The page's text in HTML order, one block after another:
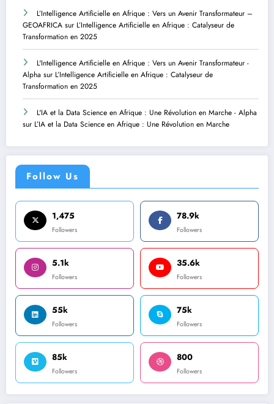
L’Intelligence Artificielle en Afrique : Vers un Avenir Transformateur –
GEOAFRICA sur L’Intelligence Artificielle en Afrique : Catalyseur de
Transformation en 2025
L'Intelligence Artificielle en Afrique : Vers un Avenir Transformateur -
Alpha sur L’Intelligence Artificielle en Afrique : Catalyseur de
Transformation en 2025
L'IA et la Data Science en Afrique : Une Révolution en Marche - Alpha
sur L’IA et la Data Science en Afrique : Une Révolution en Marche
Follow Us
1,475
Followers
78.9k
Followers
5.1k
Followers
35.6k
Followers
55k
Followers
75k
Followers
85k
Followers
800
Followers